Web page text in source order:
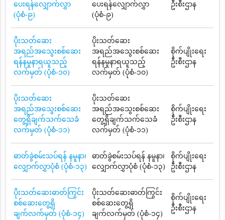
ပေးရန်လျှောက်လွှာ
(ပုံစံ-၉)
ပေးရန်လျှောက်လွှာ
(ပုံစံ-၉)
ဦးစီးဌာန
ပိုးသတ်ဆေး
အရည်အသွေးစစ်ဆေး
ရန်နမူနာရယူသည့်
လက်မှတ် (ပုံစံ-၁၀)
ပိုးသတ်ဆေး
အရည်အသွေးစစ်ဆေး
ရန်နမူနာရယူသည့်
လက်မှတ် (ပုံစံ-၁၀)
စိုက်ပျိုးရေး
ဦးစီးဌာန
ပိုးသတ်ဆေး
အရည်အသွေးစစ်ဆေး
တွေ့ရှိချက်သက်သေခံ
လက်မှတ် (ပုံစံ-၁၁)
ပိုးသတ်ဆေး
အရည်အသွေးစစ်ဆေး
တွေ့ရှိချက်သက်သေခံ
လက်မှတ် (ပုံစံ-၁၁)
စိုက်ပျိုးရေး
ဦးစီးဌာန
ဓာတ်ခွဲစမ်းသပ်ရန် နမူနာ၊
လျှောက်လွှာပုံစံ (ပုံစံ-၁၃)
ဓာတ်ခွဲစမ်းသပ်ရန် နမူနာ၊
လျှောက်လွှာပုံစံ (ပုံစံ-၁၃)
စိုက်ပျိုးရေး
ဦးစီးဌာန
ပိုးသတ်ဆေးဓာတ်ကြွင်း
စစ်ဆေးတွေ့ရှိ
ချက်လက်မှတ် (ပုံစံ-၁၄)
ပိုးသတ်ဆေးဓာတ်ကြွင်း
စစ်ဆေးတွေ့ရှိ
ချက်လက်မှတ် (ပုံစံ-၁၄)
စိုက်ပျိုးရေး
ဦးစီးဌာန